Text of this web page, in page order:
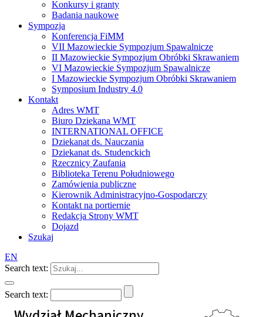
Konkursy i granty
Badania naukowe
Sympozja
Konferencja FiMM
VII Mazowieckie Sympozjum Spawalnicze
II Mazowieckie Sympozjum Obróbki Skrawaniem
VI Mazowieckie Sympozjum Spawalnicze
I Mazowieckie Sympozjum Obróbki Skrawaniem
Symposium Industry 4.0
Kontakt
Adres WMT
Biuro Dziekana WMT
INTERNATIONAL OFFICE
Dziekanat ds. Nauczania
Dziekanat ds. Studenckich
Rzecznicy Zaufania
Biblioteka Terenu Południowego
Zamówienia publiczne
Kierownik Administracyjno-Gospodarczy
Kontakt na portiernie
Redakcja Strony WMT
Dojazd
Szukaj
EN
Search text:
Search text: